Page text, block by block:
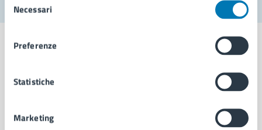
delNecessari
Preferenze
Statistiche
Marketing
Comune di Napoli
AMMINISTRAZIONE